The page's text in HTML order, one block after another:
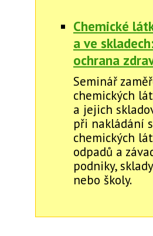
Chemické
a ve
ochrana
Seminář
chemických
a jejich
při nakládání
chemických
odpadů a
podniky,
nebo školy.